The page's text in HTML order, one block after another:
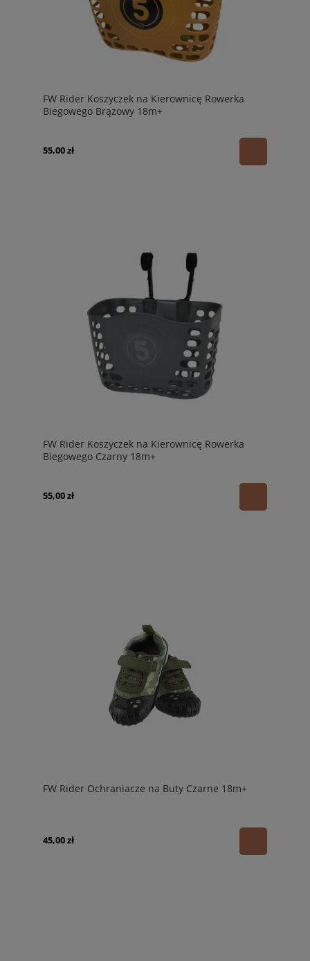
FW Rider Koszyczek na Kierownicę Rowerka
Biegowego Brązowy 18m+
55,00 zł
FW Rider Koszyczek na Kierownicę Rowerka
Biegowego Czarny 18m+
55,00 zł
FW Rider Ochraniacze na Buty Czarne 18m+
45,00 zł